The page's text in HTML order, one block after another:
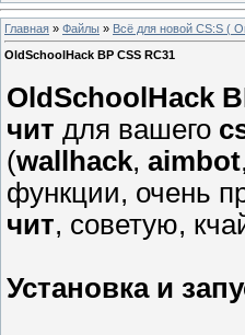
Главная » Файлы » Всё для новой CS:S (
OldSchoolHack BP CSS RC31
OldSchoolHack
чит для вашего
(wallhack, aimbot,
функции, очень
чит, советую,
Установка и